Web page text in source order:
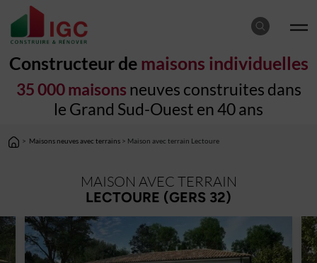
Constructeur de maisons individuelles
35 000 maisons neuves construites dans
le Grand Sud-Ouest en 40 ans
> Maisons neuves avec terrains > Maison avec terrain Lectoure
MAISON AVEC TERRAIN
LECTOURE (GERS 32)